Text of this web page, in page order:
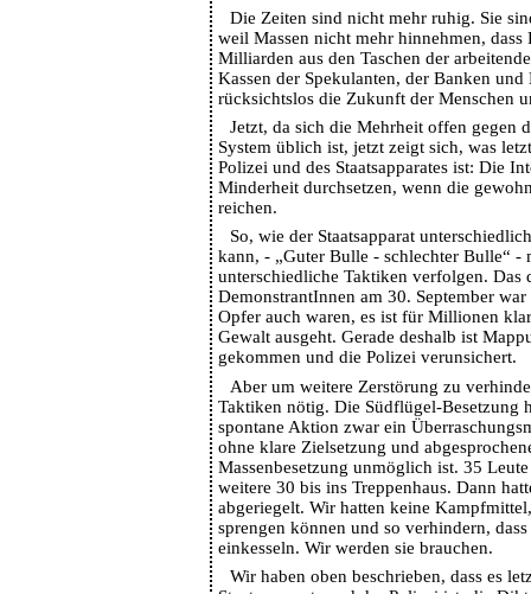
Die Zeiten sind nicht mehr ruhig. Sie
weil Massen nicht mehr hinnehmen, dass
Milliarden aus den Taschen der
Kassen der Spekulanten, der Banken
rücksichtslos die Zukunft der Menschen
Jetzt, da sich die Mehrheit offen gegen
System üblich ist, jetzt zeigt sich, was
Polizei und des Staatsapparates ist: Die
Minderheit durchsetzen, wenn die
reichen.
So, wie der Staatsapparat
kann, - „Guter Bulle - schlechter Bulle“ -
unterschiedliche Taktiken verfolgen. Das
DemonstrantInnen am 30. September
Opfer auch waren, es ist für Millionen
Gewalt ausgeht. Gerade deshalb ist
gekommen und die Polizei verunsichert.
Aber um weitere Zerstörung zu
Taktiken nötig. Die Südflügel-Besetzung
spontane Aktion zwar ein
ohne klare Zielsetzung und
Massenbesetzung unmöglich ist. 35
weitere 30 bis ins Treppenhaus. Dann
abgeriegelt. Wir hatten keine
sprengen können und so verhindern,
einkesseln. Wir werden sie brauchen.
Wir haben oben beschrieben, dass es